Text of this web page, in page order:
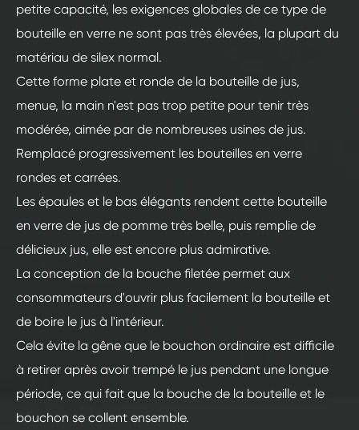
petite capacité, les exigences globales de ce type de
bouteille en verre ne sont pas très élevées, la plupart du
matériau de silex normal.
Cette forme plate et ronde de la bouteille de jus,
menue, la main n'est pas trop petite pour tenir très
modérée, aimée par de nombreuses usines de jus.
Remplacé progressivement les bouteilles en verre
rondes et carrées.
Les épaules et le bas élégants rendent cette bouteille
en verre de jus de pomme très belle, puis remplie de
délicieux jus, elle est encore plus admirative.
La conception de la bouche filetée permet aux
consommateurs d'ouvrir plus facilement la bouteille et
de boire le jus à l'intérieur.
Cela évite la gêne que le bouchon ordinaire est difficile
à retirer après avoir trempé le jus pendant une longue
période, ce qui fait que la bouche de la bouteille et le
bouchon se collent ensemble.